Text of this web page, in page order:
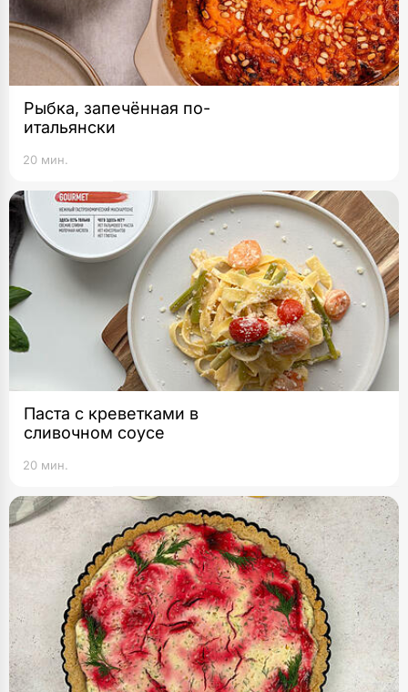
Рыбка, запечённая по-
итальянски
20 мин.
Паста с креветками в
сливочном соусе
20 мин.